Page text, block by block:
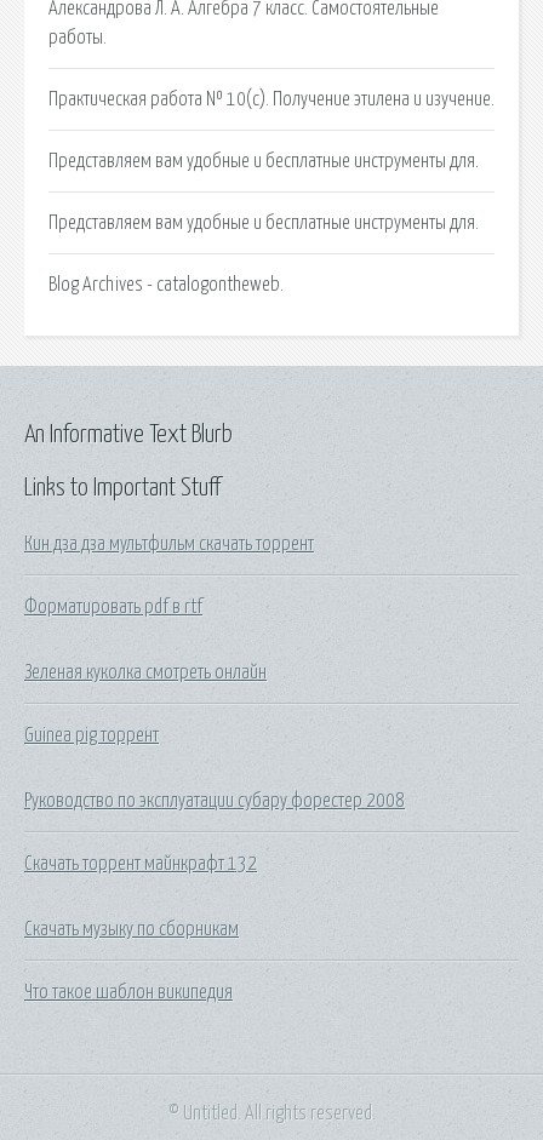
Александрова Л. А. Алгебра 7 класс. Самостоятельные
работы.
Практическая работа № 10(c). Получение этилена и изучение.
Представляем вам удобные и бесплатные инструменты для.
Представляем вам удобные и бесплатные инструменты для.
Blog Archives - catalogontheweb.
Links to Important Stuff
Кин дза дза мультфильм скачать торрент
Форматировать pdf в rtf
Зеленая куколка смотреть онлайн
Guinea pig торрент
Руководство по эксплуатации субару форестер 2008
Скачать торрент майнкрафт 132
Скачать музыку по сборникам
Что такое шаблон википедия
An Informative Text Blurb
© Untitled. All rights reserved.